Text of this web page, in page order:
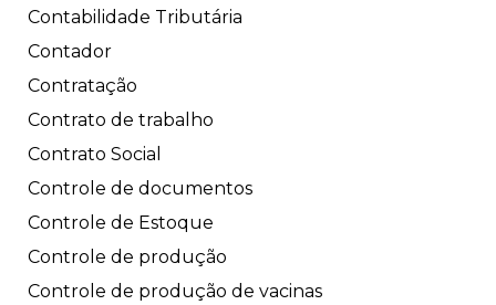
Contabilidade Tributária
Contador
Contratação
Contrato de trabalho
Contrato Social
Controle de documentos
Controle de Estoque
Controle de produção
Controle de produção de vacinas